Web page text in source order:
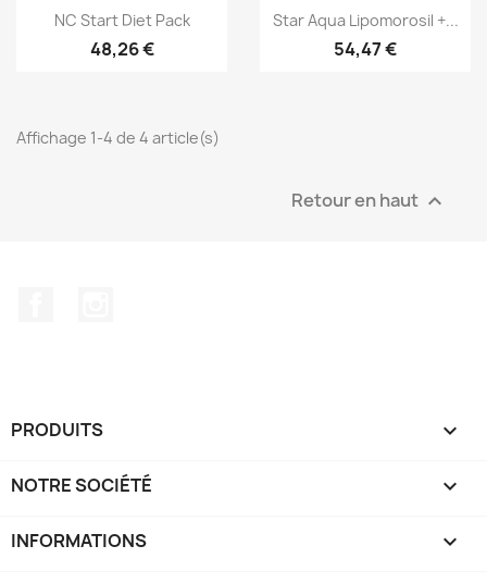
Aperçu rapide
NC Start Diet Pack
48,26 €
Aperçu rapide
Star Aqua Lipomorosil +...
54,47 €
Affichage 1-4 de 4 article(s)
Retour en haut 
PRODUITS 
NOTRE SOCIÉTÉ 
INFORMATIONS keyboard_arrow_down